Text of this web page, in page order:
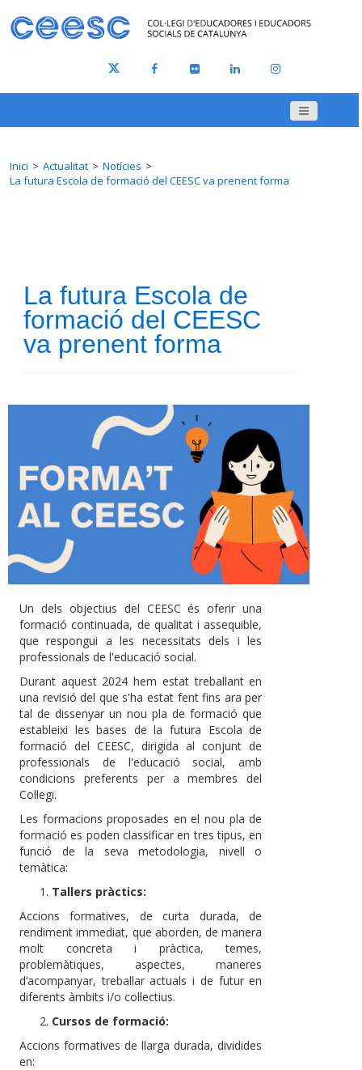
Inici Actualitat
Notícies
La futura Escola de formació del CEESC va prenent forma
La futura Escola de
formació del CEESC
va prenent forma
Un dels objectius del CEESC és oferir una
formació continuada, de qualitat i assequible,
que respongui a les necessitats dels i les
professionals de l'educació social.
Durant aquest 2024 hem estat treballant en
una revisió del que s'ha estat fent fins ara per
tal de dissenyar un nou pla de formació que
estableixi les bases de la futura Escola de
formació del CEESC, dirigida al conjunt de
professionals de l'educació social, amb
condicions preferents per a membres del
Col·legi.
Les formacions proposades en el nou pla de
formació es poden classificar en tres tipus, en
funció de la seva metodologia, nivell o
temàtica:
Tallers pràctics:
Accions formatives, de curta durada, de
rendiment immediat, que aborden, de manera
molt concreta i pràctica, temes,
problemàtiques, aspectes, maneres
d’acompanyar, treballar actuals i de futur en
diferents àmbits i/o col·lectius.
Cursos de formació:
Accions formatives de llarga durada, dividides
en: